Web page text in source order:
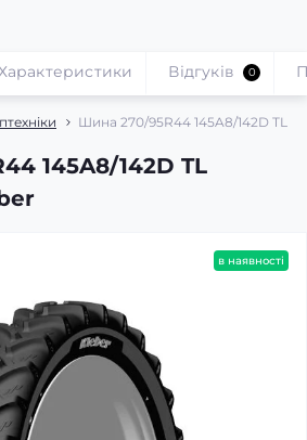
Шина 270/95R44 145A8/142D TL
145A8/142D TL
Відгуків 0
в наявності